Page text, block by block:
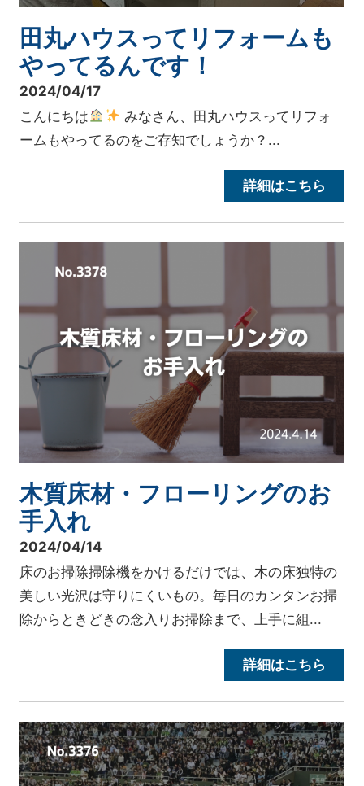
田丸ハウスってリフォームも
やってるんです！
2024/04/17
こんにちは
みなさん、田丸ハウスってリフォ
ームもやってるのをご存知でしょうか？...
詳細はこちら
木質床材・フローリングのお
手入れ
2024/04/14
床のお掃除掃除機をかけるだけでは、木の床独特の
美しい光沢は守りにくいもの。毎日のカンタンお掃
除からときどきの念入りお掃除まで、上手に組...
詳細はこちら